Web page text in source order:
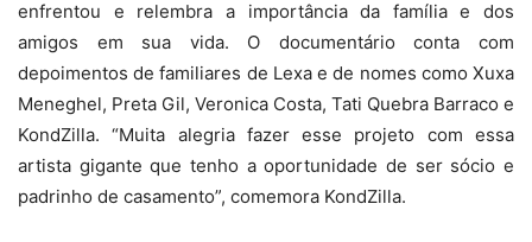
enfrentou e relembra a importância da família e dos
amigos em sua vida. O documentário conta com
depoimentos de familiares de Lexa e de nomes como Xuxa
Meneghel, Preta Gil, Veronica Costa, Tati Quebra Barraco e
KondZilla. “Muita alegria fazer esse projeto com essa
artista gigante que tenho a oportunidade de ser sócio e
padrinho de casamento”, comemora KondZilla.